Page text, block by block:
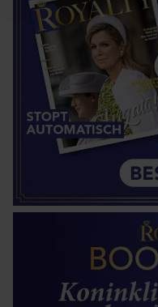
verzameld op basis
onze cookies als u